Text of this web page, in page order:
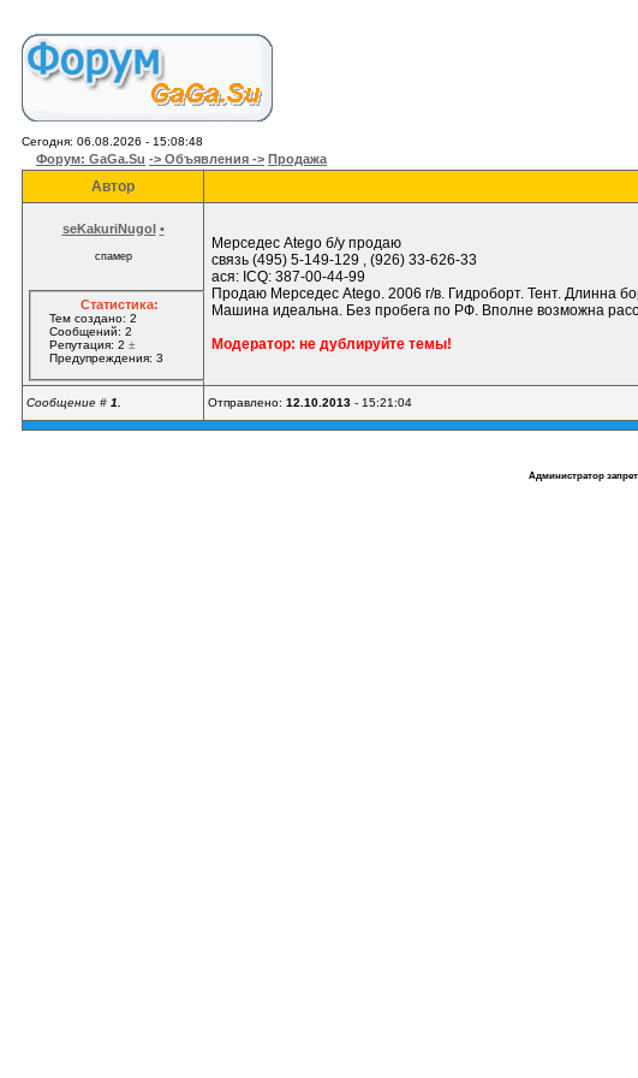
Сегодня: 06.08.2026 - 15:08:48
Форум: GaGa.Su -> Объявления -> Продажа
Автор
seKakuriNugol •
спамер
Статистика:
Тем создано: 2
Сообщений: 2
Репутация: 2±
Предупреждения: 3
Мерседес Atego б/у продаю
связь (495) 5-149-129 , (926) 33-626-33
ася: ICQ: 387-00-44-99
Продаю Мерседес Atego. 2006 г/в. Гидроборт. Тент. Длинна
Машина идеальна. Без пробега по РФ. Вполне возможна
Модератор: не дублируйте темы!
Сообщение # 1. Отправлено: 12.10.2013 - 15:21:04
Администратор